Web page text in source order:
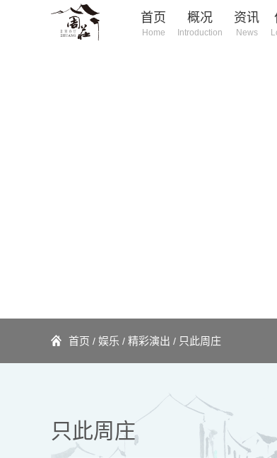
首页
Home
概况
Introduction
资讯
News
首页 / 娱乐 / 精彩演出 / 只此周庄
只此周庄